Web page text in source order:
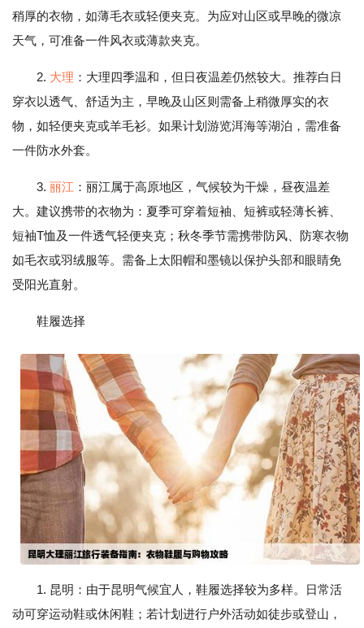
稍厚的衣物，如薄毛衣或轻便夹克。为应对山区或早晚的微凉
天气，可准备一件风衣或薄款夹克。
2. 大理 ：大理四季温和，但日夜温差仍然较大。推荐白日
穿衣以透气、舒适为主，早晚及山区则需备上稍微厚实的衣
物，如轻便夹克或羊毛衫。如果计划游览洱海等湖泊，需准备
一件防水外套。
3. 丽江 ：丽江属于高原地区，气候较为干燥，昼夜温差
大。建议携带的衣物为：夏季可穿着短袖、短裤或轻薄长裤、
短袖T恤及一件透气轻便夹克；秋冬季节需携带防风、防寒衣物
如毛衣或羽绒服等。需备上太阳帽和墨镜以保护头部和眼睛免
受阳光直射。
鞋履选择
1. 昆明：由于昆明气候宜人，鞋履选择较为多样。日常活
动可穿运动鞋或休闲鞋；若计划进行户外活动如徒步或登山，